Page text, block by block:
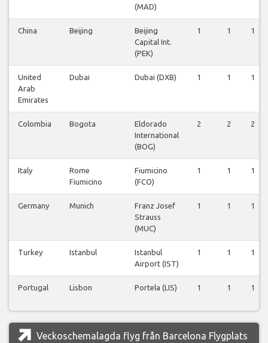
(MAD)
China Beijing
Beijing
Capital Int.
(PEK)
1 1 1
United
Arab
Emirates
Dubai Dubai (DXB) 1 1 1
Colombia Bogota
Eldorado
International
(BOG)
2 2 2
Italy
Rome
Fiumicino
Fiumicino
(FCO)
1 1 1
Germany Munich
Franz Josef
Strauss
(MUC)
1 1 1
Turkey Istanbul
Istanbul
Airport (IST)
1 1 1
Portugal Lisbon Portela (LIS) 1 1 1
Veckoschemalagda flyg från Barcelona Flygplats